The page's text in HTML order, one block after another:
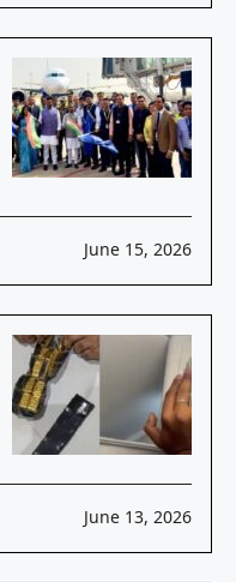
June 15, 2026
June 13, 2026